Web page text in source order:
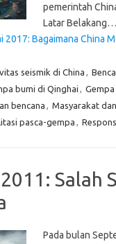
pemerintah
Latar Belakang…
2017: Bagaimana China
seismik di China ,
bumi di Qinghai ,
bencana , Masyarakat
pasca-gempa ,
Salah
Pada bulan